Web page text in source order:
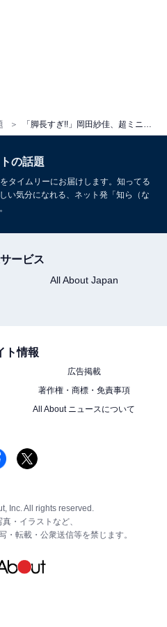
の話題
タイムリーにお届けします。知ってる
い気分になれる、ネット発「知ら（な
ービス
All About Japan
ト情報
広告掲載
著作権・商標・免責事項
All About ニュースについて
Inc. All rights reserved.
・イラストなど、
・転載・公衆送信等を禁じます。